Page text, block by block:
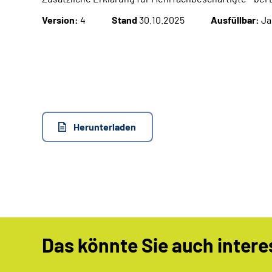
Version: 4 Stand30.10.2025 Ausfüllbar: Ja
Herunterladen
Das könnte Sie auch